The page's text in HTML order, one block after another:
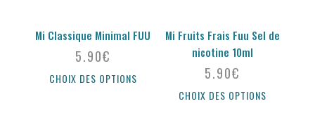
Mi Classique Minimal FUU
5.90€
CHOIX DES OPTIONS
Mi Fruits Frais Fuu Sel de
nicotine 10ml
5.90€
CHOIX DES OPTIONS